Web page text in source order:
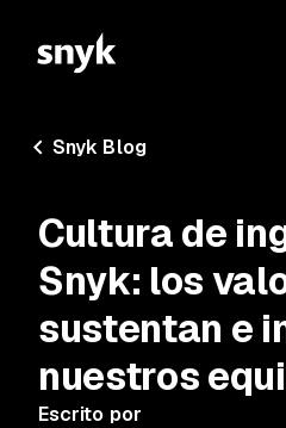
Snyk Blog
Cultura de
Snyk: los
sustentan e
nuestros
Escrito por